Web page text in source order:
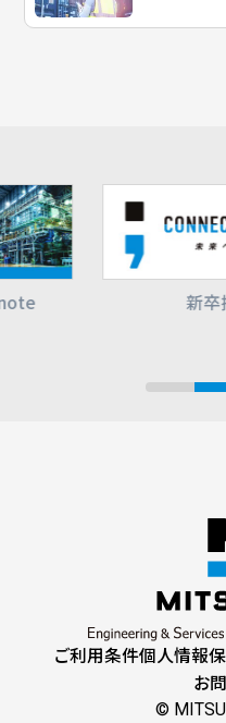
新卒
ご利用条件個人情報
お
©